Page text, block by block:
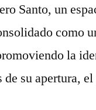
Santo, un
como
la
su apertura,